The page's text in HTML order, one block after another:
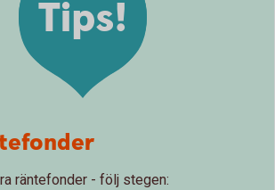
räntefonder - följ stegen:
Tips!